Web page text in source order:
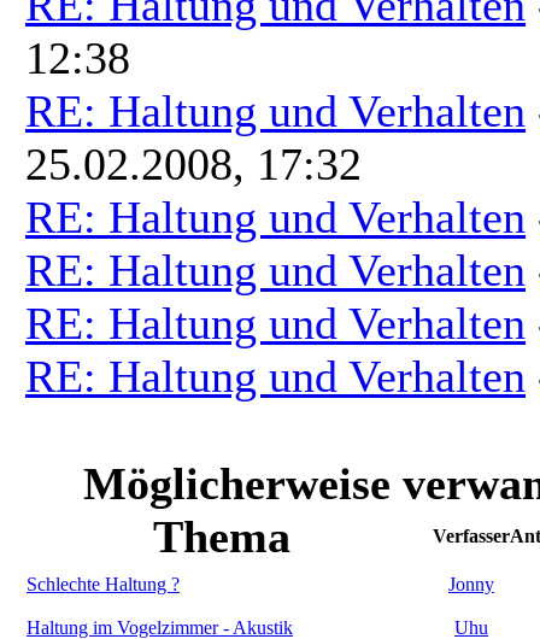
12:38
RE: Haltung und Verhalten
25.02.2008, 17:32
RE: Haltung und Verhalten
RE: Haltung und Verhalten
RE: Haltung und Verhalten
RE: Haltung und Verhalten
Möglicherweise
Thema
Verfasser
Schlechte Haltung ? Jonny
Haltung im Vogelzimmer - Akustik Uhu